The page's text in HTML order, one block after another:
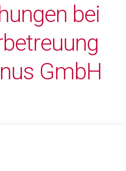
bei
GmbH